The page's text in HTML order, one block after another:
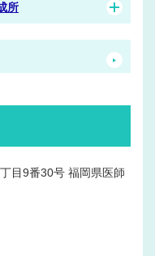
所
目9番30号 福岡県医師